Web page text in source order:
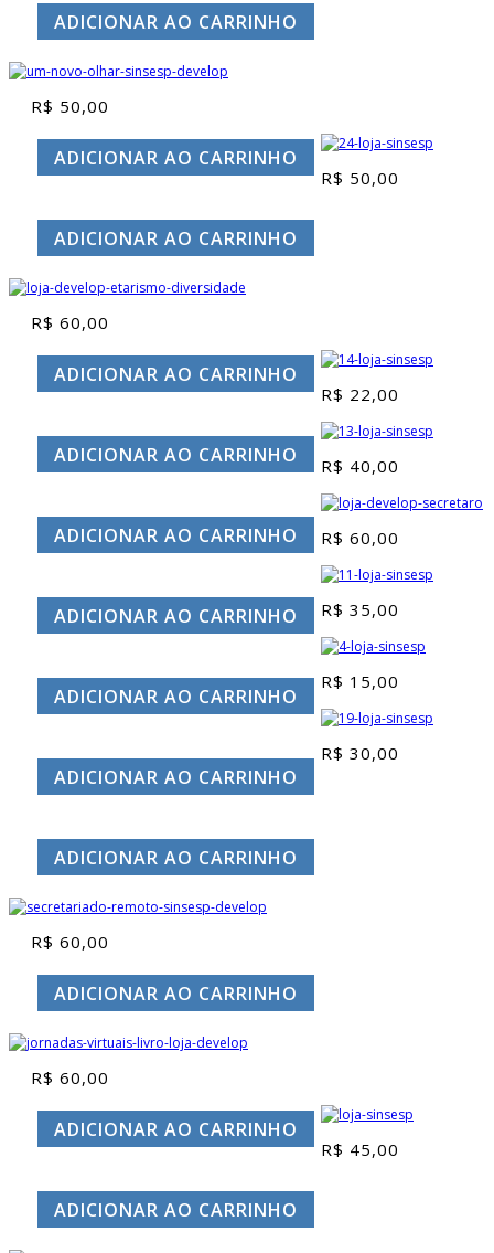
ADICIONAR AO CARRINHO
R$ 50,00
ADICIONAR AO CARRINHO
R$ 50,00
ADICIONAR AO CARRINHO
R$ 60,00
ADICIONAR AO CARRINHO
R$ 22,00
ADICIONAR AO CARRINHO R$ 40,00
ADICIONAR AO CARRINHO R$ 60,00
ADICIONAR AO CARRINHO R$ 35,00
ADICIONAR AO CARRINHO
R$ 15,00
ADICIONAR AO CARRINHO
R$ 30,00
ADICIONAR AO CARRINHO
R$ 60,00
ADICIONAR AO CARRINHO
R$ 60,00
ADICIONAR AO CARRINHO
R$ 45,00
ADICIONAR AO CARRINHO